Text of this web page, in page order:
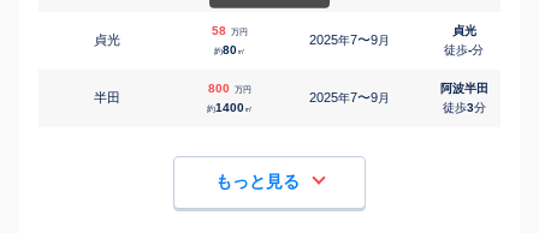
貞光
58 万円
約80㎡
2025年7〜9月
貞光
徒歩-分
半田
800 万円
約1400㎡
2025年7〜9月
阿波半田
徒歩3分
もっと見る